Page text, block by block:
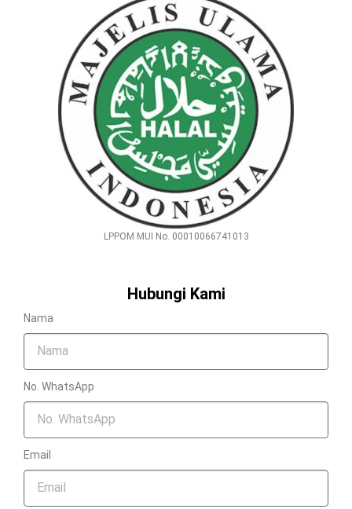
LPPOM MUI No. 00010066741013
Hubungi Kami
Nama
No. WhatsApp
Email